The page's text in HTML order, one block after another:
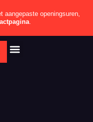
aangepaste openingsuren,
.